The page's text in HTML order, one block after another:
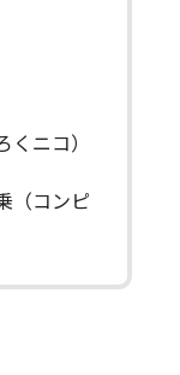
ニコ）
（コンピ